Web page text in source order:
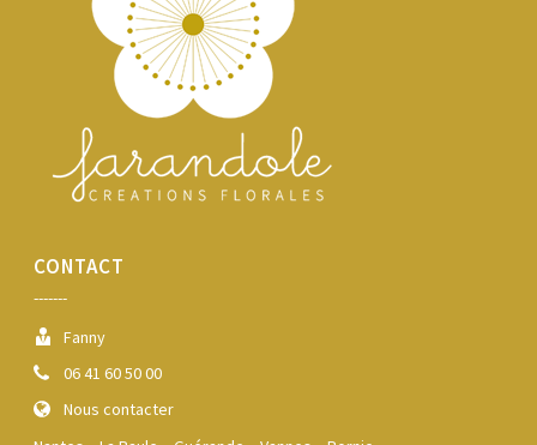
CONTACT
-------
Fanny
06 41 60 50 00
Nous contacter